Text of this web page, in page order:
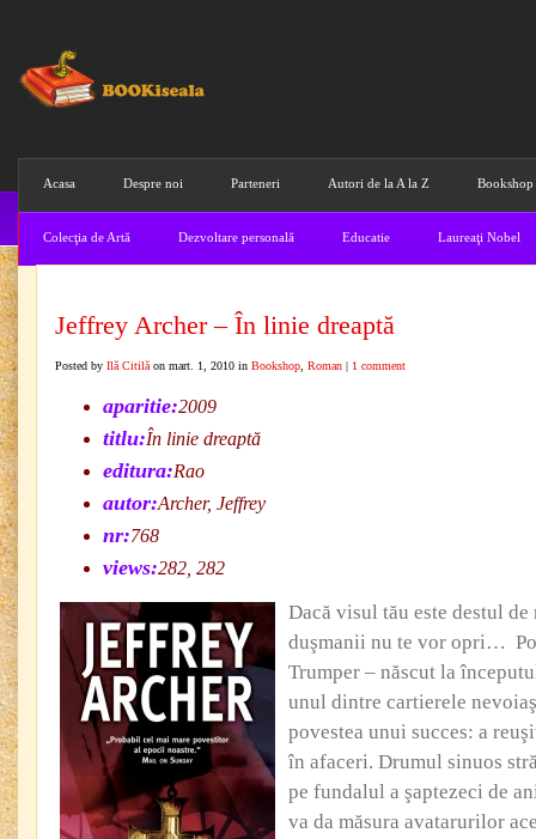
Acasa Despre noi Parteneri Autori de la A la Z Bookshop
Colecţia de Artă Dezvoltare personală Educatie Laureaţi Nobel
Jeffrey Archer – În linie dreaptă
Posted by Ilă Citilă on mart. 1, 2010 in Bookshop Roman | 1 comment
aparitie:2009
titlu:În linie dreaptă
editura:Rao
autor:Archer, Jeffrey
nr:768
views:282, 282
Dacă visul tău este destul
duşmanii nu te vor opri…
Trumper – născut la
unul dintre cartierele
povestea unui succes: a
în afaceri. Drumul sinuos
pe fundalul a şaptezeci de
va da măsura avatarurilor